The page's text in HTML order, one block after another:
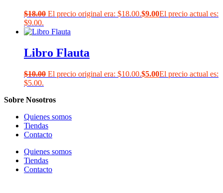
$18.00 El precio original era: $18.00.$9.00El precio actual es:
$9.00.
Libro Flauta
$10.00 El precio original era: $10.00.$5.00El precio actual es:
$5.00.
Sobre Nosotros
Quienes somos
Tiendas
Contacto
Quienes somos
Tiendas
Contacto